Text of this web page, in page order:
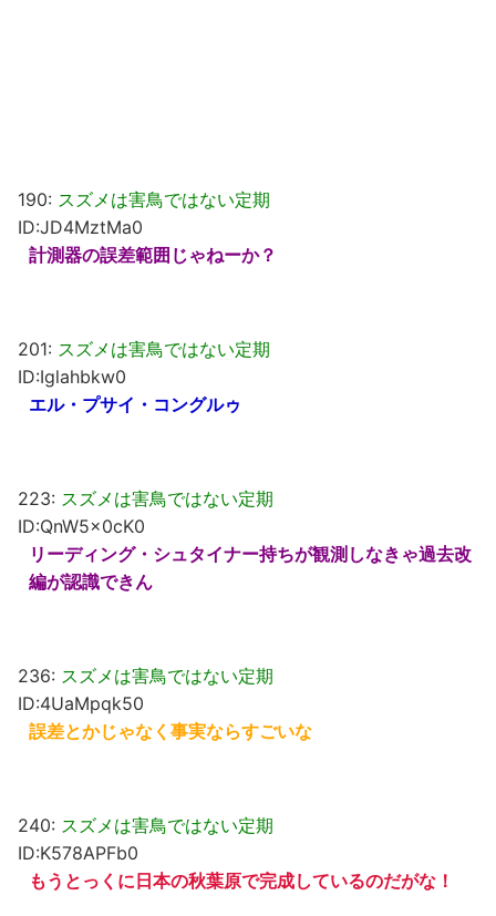
190: スズメは害鳥ではない定期
ID:JD4MztMa0
計測器の誤差範囲じゃねーか？
201: スズメは害鳥ではない定期
ID:Iglahbkw0
エル・プサイ・コングルゥ
223: スズメは害鳥ではない定期
ID:QnW5x0cK0
リーディング・シュタイナー持ちが観測しなきゃ過去改
編が認識できん
236: スズメは害鳥ではない定期
ID:4UaMpqk50
誤差とかじゃなく事実ならすごいな
240: スズメは害鳥ではない定期
ID:K578APFb0
もうとっくに日本の秋葉原で完成しているのだがな！